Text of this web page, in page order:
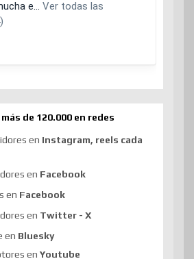
de 120.000 en redes
en Instagram, reels cada
en Facebook
en Facebook
en Twitter - X
en Bluesky
en Youtube